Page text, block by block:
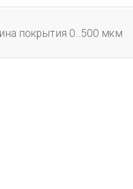
покрытия 0...500 мкм